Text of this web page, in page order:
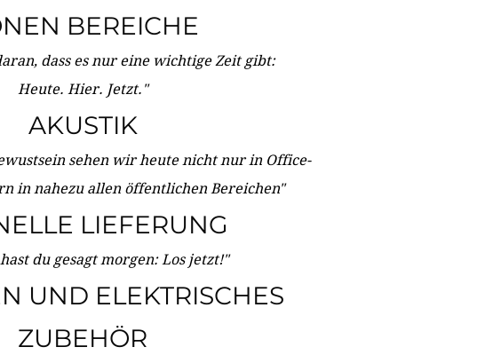
BEREICHE
dass es nur eine wichtige Zeit gibt:
Heute. Hier. Jetzt."
AKUSTIK
sehen wir heute nicht nur in Office-
in nahezu allen öffentlichen Bereichen"
LIEFERUNG
du gesagt morgen: Los jetzt!"
UND ELEKTRISCHES
ZUBEHÖR